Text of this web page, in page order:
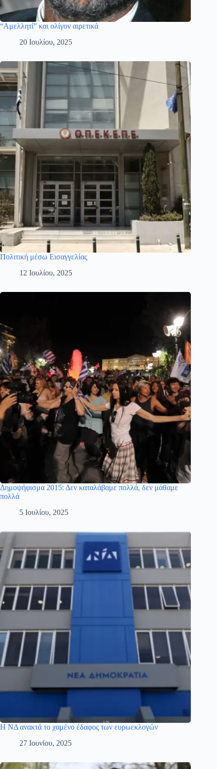
“Αμελλητί” και ολίγον αιρετικά
20 Ιουλίου, 2025
Πολιτική μέσω Εισαγγελίας
12 Ιουλίου, 2025
Δημοψήφισμα 2015: Δεν καταλάβαμε πολλά, δεν μάθαμε
πολλά
5 Ιουλίου, 2025
Η ΝΔ ανακτά το χαμένο έδαφος των ευρωεκλογών
27 Ιουνίου, 2025